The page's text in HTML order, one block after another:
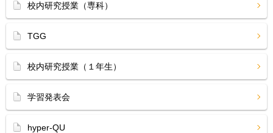
校内研究授業（専科）
TGG
校内研究授業（１年生）
学習発表会
hyper-QU